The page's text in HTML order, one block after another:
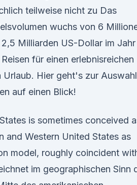
teilweise nicht zu Das
wuchs von 6
Milliarden US-Dollar im Jahr
für einen erlebnisreichen
Urlaub. Hier geht's zur
auf einen Blick!
is sometimes conceived
and Western United States as
model, roughly coincident
im geographischen Sinn